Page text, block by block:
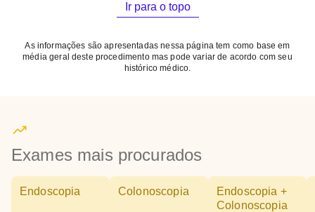
Ir para o topo
As informações são apresentadas nessa página tem como base em
média geral deste procedimento mas pode variar de acordo com seu
histórico médico.
Exames mais procurados
Endoscopia Colonoscopia
Endoscopia +
Colonoscopia